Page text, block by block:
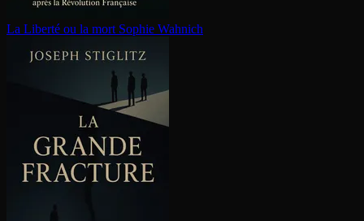
La Liberté ou la mort Sophie Wahnich